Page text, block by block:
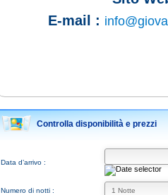
E-mail :
Controlla disponibilità e prezzi
Data d’arrivo :
Numero di notti :